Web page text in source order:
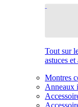
Tout sur
astuces
Montres
Anneaux